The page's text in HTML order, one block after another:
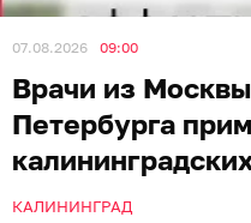
07.08.2026 09:00
Врачи из
Петербурга
КАЛИНИНГРАД